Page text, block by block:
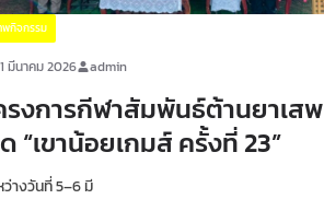
พกิจกรรม
มีนาคม 2026 admin
รงการกีฬาสัมพันธ์ต้านยาเสพ
“เขาน้อยเกมส์ ครั้งที่ 23”
ว่างวันที่ 5–6 มี